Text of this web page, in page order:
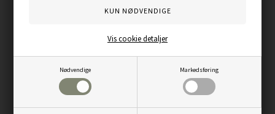
Nødvendige Markedsføring
Vis cookie detaljer
CVR: 34915121